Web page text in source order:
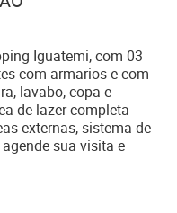
Iguatemi, com 03
com armarios e com
lavabo, copa e
de lazer completa
externas, sistema de
sua visita e